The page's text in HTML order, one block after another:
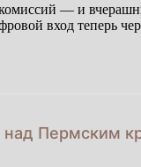
— и
вход теперь
над Пермским